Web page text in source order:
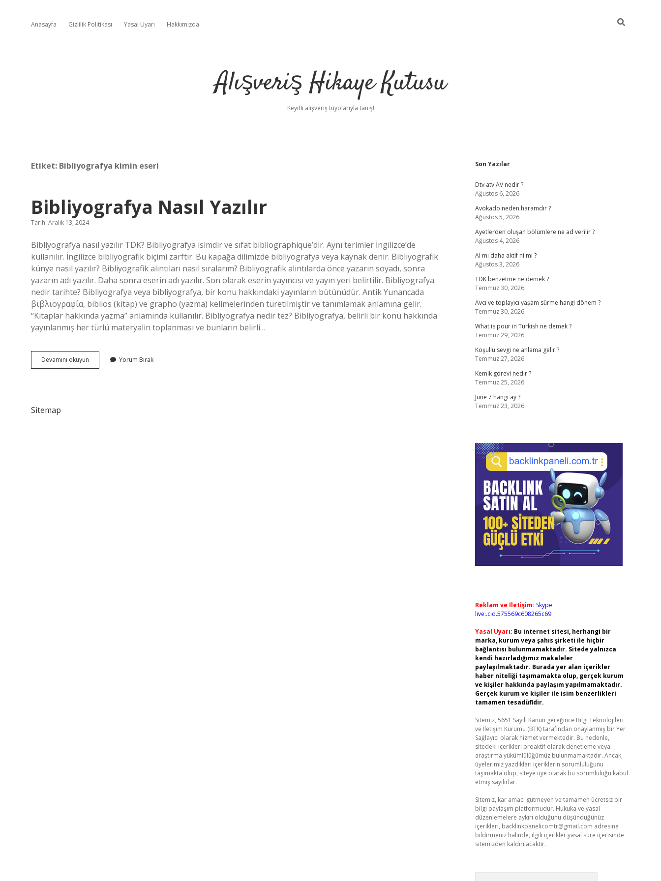
Anasayfa Gizlilik Politikası Yasal Uyarı Hakkımızda
Alışveriş Hikaye Kutusu
Keyifli alışveriş tüyolarıyla tanış!
Etiket: Bibliyografya kimin eseri
Bibliyografya Nasıl Yazılır
Tarih: Aralık 13, 2024
Bibliyografya nasıl yazılır TDK? Bibliyografya isimdir ve sıfat bibliographique’dir. Aynı terimler İngilizce’de
kullanılır. İngilizce bibliyografik biçimi zarftır. Bu kapağa dilimizde bibliyografya veya kaynak denir. Bibliyografik
künye nasıl yazılır? Bibliyografik alıntıları nasıl sıralarım? Bibliyografik alıntılarda önce yazarın soyadı, sonra
yazarın adı yazılır. Daha sonra eserin adı yazılır. Son olarak eserin yayıncısı ve yayın yeri belirtilir. Bibliyografya
nedir tarihte? Bibliyografya veya bibliyografya, bir konu hakkındaki yayınların bütünüdür. Antik Yunancada
βιβλιογραφία, biblios (kitap) ve grapho (yazma) kelimelerinden türetilmiştir ve tanımlamak anlamına gelir.
“Kitaplar hakkında yazma” anlamında kullanılır. Bibliyografya nedir tez? Bibliyografya, belirli bir konu hakkında
yayınlanmış her türlü materyalin toplanması ve bunların belirli…
Devamını okuyun Bibliyografya
Nasıl
Yorum Bırak
Sitemap
Sidebar
Son Yazılar
Dtv atv AV nedir ?
Ağustos 6, 2026
Avokado neden haramdır ?
Ağustos 5, 2026
Ayetlerden oluşan bölümlere ne ad verilir ?
Ağustos 4, 2026
Al mı daha aktif ni mi ?
Ağustos 3, 2026
TDK benzetme ne demek ?
Temmuz 30, 2026
Avcı ve toplayıcı yaşam sürme hangi dönem ?
Temmuz 30, 2026
What is pour in Turkish ne demek ?
Temmuz 29, 2026
Koşullu sevgi ne anlama gelir ?
Temmuz 27, 2026
Kemik görevi nedir ?
Temmuz 25, 2026
June 7 hangi ay ?
Temmuz 23, 2026
Reklam ve İletişim: Skype:
live:.cid.575569c608265c69
Yasal Uyarı: Bu internet sitesi, herhangi bir
marka, kurum veya şahıs şirketi ile hiçbir
bağlantısı bulunmamaktadır. Sitede yalnızca
kendi hazırladığımız makaleler
paylaşılmaktadır. Burada yer alan içerikler
haber niteliği taşımamakta olup, gerçek kurum
ve kişiler hakkında paylaşım yapılmamaktadır.
Gerçek kurum ve kişiler ile isim benzerlikleri
tamamen tesadüfidir.
Sitemiz, 5651 Sayılı Kanun gereğince Bilgi Teknolojileri
ve İletişim Kurumu (BTK) tarafından onaylanmış bir Yer
Sağlayıcı olarak hizmet vermektedir. Bu nedenle,
sitedeki içerikleri proaktif olarak denetleme veya
araştırma yükümlülüğümüz bulunmamaktadır. Ancak,
üyelerimiz yazdıkları içeriklerin sorumluluğunu
taşımakta olup, siteye üye olarak bu sorumluluğu kabul
etmiş sayılırlar.
Sitemiz, kar amacı gütmeyen ve tamamen ücretsiz bir
bilgi paylaşım platformudur. Hukuka ve yasal
düzenlemelere aykırı olduğunu düşündüğünüz
içerikleri, backlinkpanelicomtr@gmail.com adresine
bildirmeniz halinde, ilgili içerikler yasal süre içerisinde
sitemizden kaldırılacaktır.